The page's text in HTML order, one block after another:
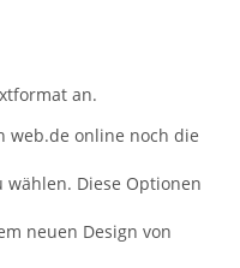
an.
web.de online noch die
wählen. Diese Optionen
neuen Design von